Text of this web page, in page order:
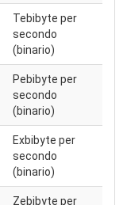
Tebibyte per
secondo
(binario)
Pebibyte per
secondo
(binario)
Exbibyte per
secondo
(binario)
Zebibyte per